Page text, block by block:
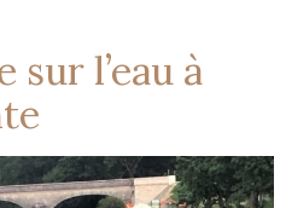
sur l’eau à